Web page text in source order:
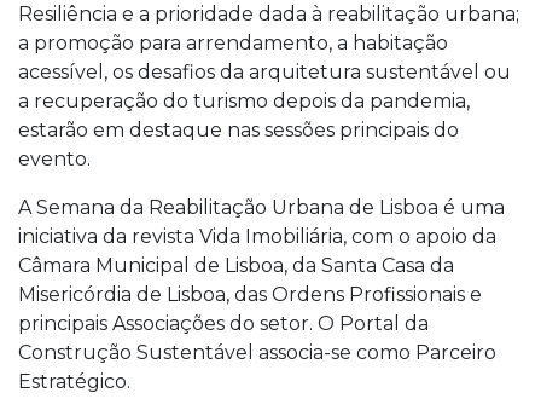
Resiliência e a prioridade dada à reabilitação urbana;
a promoção para arrendamento, a habitação
acessível, os desafios da arquitetura sustentável ou
a recuperação do turismo depois da pandemia,
estarão em destaque nas sessões principais do
evento.
A Semana da Reabilitação Urbana de Lisboa é uma
iniciativa da revista Vida Imobiliária, com o apoio da
Câmara Municipal de Lisboa, da Santa Casa da
Misericórdia de Lisboa, das Ordens Profissionais e
principais Associações do setor. O Portal da
Construção Sustentável associa-se como Parceiro
Estratégico.